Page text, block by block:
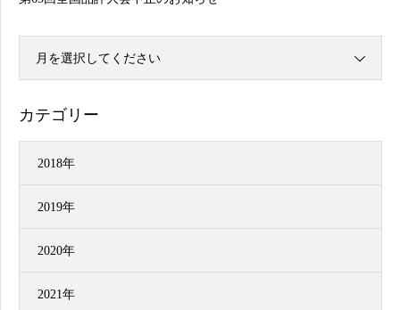
月を選択してください
カテゴリー
2018年
2019年
2020年
2021年